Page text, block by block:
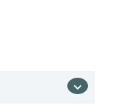
合。髪の乾燥や
ン-1,4-ジカルボン酸
ノキシエタノール